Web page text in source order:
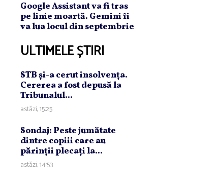
Google Assistant va fi tras
pe linie moartă. Gemini îi
va lua locul din septembrie
ULTIMELE ȘTIRI
STB şi-a cerut insolvenţa.
Cererea a fost depusă la
Tribunalul...
astăzi, 15:25
Sondaj: Peste jumătate
dintre copiii care au
părinţii plecaţi la...
astăzi, 14:53